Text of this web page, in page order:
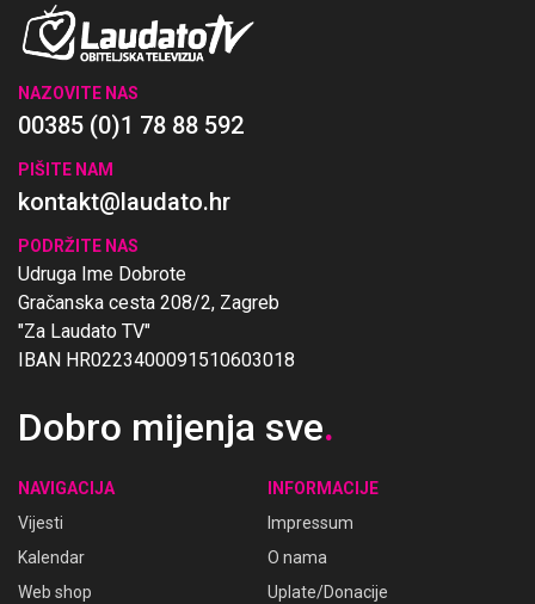
NAZOVITE NAS
00385 (0)1 78 88 592
PIŠITE NAM
kontakt@laudato.hr
PODRŽITE NAS
Udruga Ime Dobrote
Gračanska cesta 208/2, Zagreb
"Za Laudato TV"
IBAN HR0223400091510603018
Dobro mijenja sve.
NAVIGACIJA
Vijesti
Kalendar
Web shop
INFORMACIJE
Impressum
O nama
Uplate/Donacije